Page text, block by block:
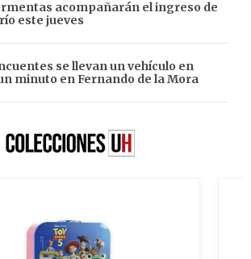
acompañarán el ingreso de
este jueves
se llevan un vehículo en
minuto en Fernando de la Mora